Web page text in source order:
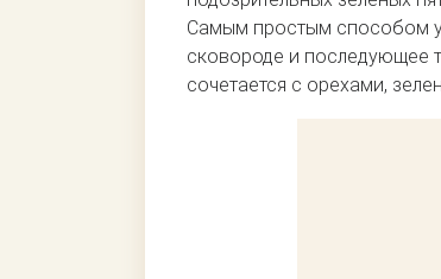
Самым простым способом
сковороде и последующее
сочетается с орехами,